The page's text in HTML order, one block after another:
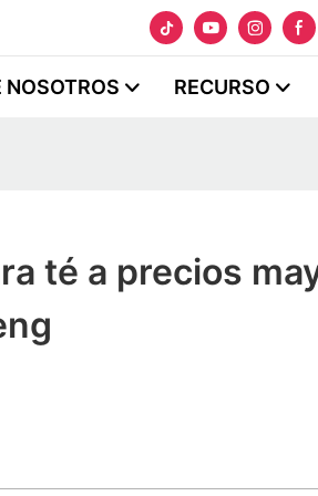
NOSOTROS RECURSO
té a precios